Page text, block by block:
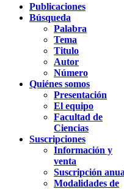
Publicaciones
Búsqueda
Palabra
Tema
Titulo
Autor
Número
Quiénes somos
Presentación
El equipo
Facultad de
Ciencias
Suscripciones
Información y
venta
Suscripción
Modalidades de